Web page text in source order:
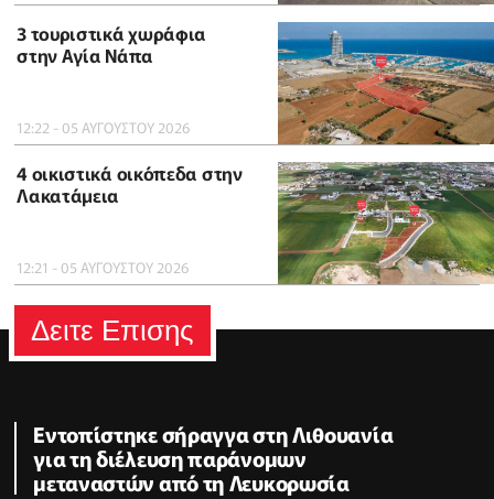
3 τουριστικά χωράφια
στην Αγία Νάπα
12:22 - 05 ΑΥΓΟΥΣΤΟΥ 2026
4 οικιστικά οικόπεδα στην
Λακατάμεια
12:21 - 05 ΑΥΓΟΥΣΤΟΥ 2026
Δειτε Επισης
Εντοπίστηκε σήραγγα στη Λιθουανία
για τη διέλευση παράνομων
μεταναστών από τη Λευκορωσία